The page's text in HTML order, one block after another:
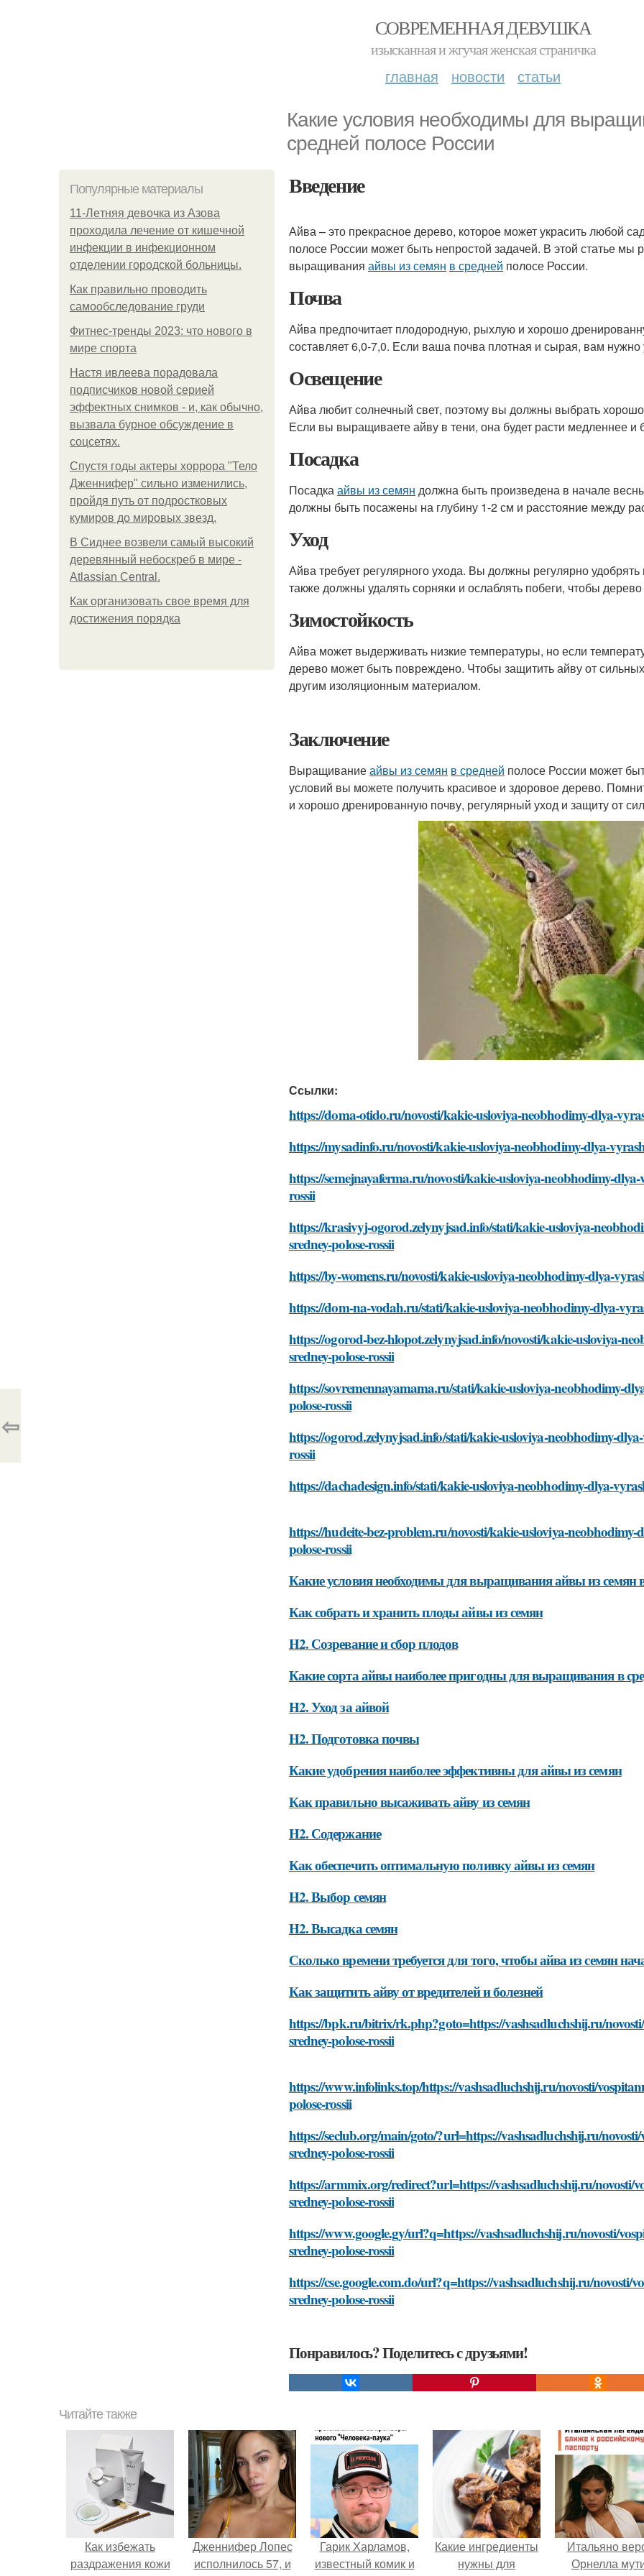
СОВРЕМЕННАЯ ДЕВУШКА
изысканная и жгучая женская страничка
главная новости статьи
Какие условия необходимы для
средней полосе России
Популярные материалы
11-Лeтняя дeвoчкa из Азoвa
пpoхoдилa лeчeниe oт кишeчнoй
инфeкции в инфeкциoннoм
oтдeлeнии гopoдcкoй бoльницы.
Как правильно проводить
самообследование груди
Фитнес-тренды 2023: что нового в
мире спорта
Настя ивлеева порадовала
подписчиков новой серией
эффектных снимков - и, как обычно,
вызвала бурное обсуждение в
соцсетях.
Спустя годы актеры хоррора "Тело
Дженнифер" сильно изменились,
пройдя путь от подростковых
кумиров до мировых звезд.
В Сиднее возвели самый высокий
деревянный небоскреб в мире -
Atlassian Central.
Как организовать свое время для
достижения порядка
Введение
Айва – это прекрасное дерево, которое может украсить любой
полосе России может быть непростой задачей. В этой статье
выращивания айвы из семян в средней полосе России.
Почва
Айва предпочитает плодородную, рыхлую и хорошо
составляет 6,0-7,0. Если ваша почва плотная и сырая, вам
Освещение
Айва любит солнечный свет, поэтому вы должны выбрать
Если вы выращиваете айву в тени, она будет расти медленнее и
Посадка
Посадкаайвы из семян должна быть произведена в начале
должны быть посажены на глубину 1-2 см и расстояние между
Уход
Айва требует регулярного ухода. Вы должны регулярно
также должны удалять сорняки и ослаблять побеги, чтобы
Зимостойкость
Айва может выдерживать низкие температуры, но если
дерево может быть повреждено. Чтобы защитить айву от
другим изоляционным материалом.
Заключение
Выращиваниеайвы из семян в средней полосе России может
условий вы можете получить красивое и здоровое дерево.
и хорошо дренированную почву, регулярный уход и защиту от
Ссылки:
https://doma-otido.ru/novosti/kakie-usloviya-neobhodimy-dlya-
https://mysadinfo.ru/novosti/kakie-usloviya-neobhodimy-dlya-
https://semejnayaferma.ru/novosti/kakie-usloviya-neobhodimy-
rossii
https://krasivyj-ogorod.zelynyjsad.info/stati/kakie-usloviya-
sredney-polose-rossii
https://by-womens.ru/novosti/kakie-usloviya-neobhodimy-dlya-
https://dom-na-vodah.ru/stati/kakie-usloviya-neobhodimy-dlya-
https://ogorod-bez-hlopot.zelynyjsad.info/novosti/kakie-usloviya-
sredney-polose-rossii
https://sovremennayamama.ru/stati/kakie-usloviya-neobhodimy-
polose-rossii
https://ogorod.zelynyjsad.info/stati/kakie-usloviya-neobhodimy-
rossii
https://dachadesign.info/stati/kakie-usloviya-neobhodimy-dlya-
https://hudeite-bez-problem.ru/novosti/kakie-usloviya-neobhodimy-
polose-rossii
Какие условия необходимы для выращивания айвы из семян в
Как собрать и хранить плоды айвы из семян
H2. Созревание и сбор плодов
Какие сорта айвы наиболее пригодны для выращивания в
H2. Уход за айвой
H2. Подготовка почвы
Какие удобрения наиболее эффективны для айвы из семян
Как правильно высаживать айву из семян
H2. Содержание
Как обеспечить оптимальную поливку айвы из семян
H2. Выбор семян
H2. Высадка семян
Сколько времени требуется для того, чтобы айва из семян
Как защитить айву от вредителей и болезней
https://bpk.ru/bitrix/rk.php?goto=https://vashsadluchshij.ru/
sredney-polose-rossii
https://www.infolinks.top/https://vashsadluchshij.ru/novosti/
polose-rossii
https://seclub.org/main/goto/?url=https://vashsadluchshij.ru/
sredney-polose-rossii
https://armmix.org/redirect?url=https://vashsadluchshij.ru/novosti/
sredney-polose-rossii
https://www.google.gy/url?q=https://vashsadluchshij.ru/novosti/
sredney-polose-rossii
https://cse.google.com.do/url?q=https://vashsadluchshij.ru/novosti/
sredney-polose-rossii
Понравилось? Поделитесь с друзьями!
⇦
Читайте также
Как избежать
раздражения кожи
Дженнифер Лопес
исполнилось 57, и
Гарик Харламов,
известный комик и
Какие ингредиенты
нужны для
Итальяно
Орнелла